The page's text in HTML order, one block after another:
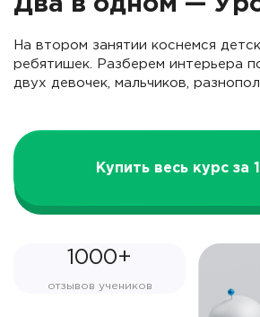
Два в одном —
На втором занятии коснемся
ребятишек. Разберем интерьера
двух девочек, мальчиков,
Купить весь курс за
1000+
отзывов учеников